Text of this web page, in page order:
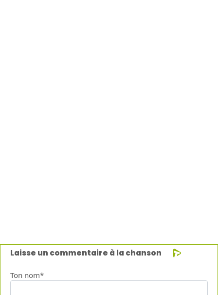
Laisse un commentaire à la chanson
Ton nom*